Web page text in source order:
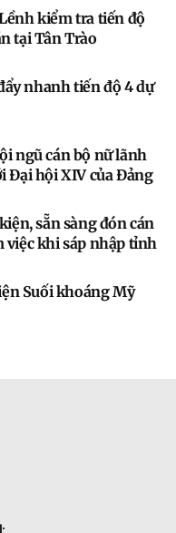
kiểm tra tiến độ
tại Tân Trào
nhanh tiến độ 4 dự
ngũ cán bộ nữ lãnh
Đại hội XIV của Đảng
sẵn sàng đón cán
việc khi sáp nhập tỉnh
Suối khoáng Mỹ
ĐIỆN TỬ